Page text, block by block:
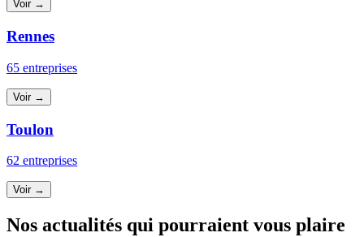
Voir →
Rennes
65 entreprises
Voir →
Toulon
62 entreprises
Voir →
Nos actualités qui pourraient vous plaire